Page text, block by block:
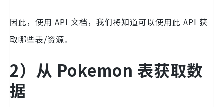
因此，使用 API 文档，我们将知道可以使用此 API 获
取哪些表/资源。
2）从 Pokemon 表获取数
据